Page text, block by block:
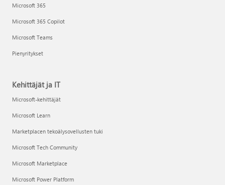
Microsoft 365
Microsoft 365 Copilot
Microsoft Teams
Pienyritykset
Kehittäjät ja IT
Microsoft-kehittäjät
Microsoft Learn
Marketplacen tekoälysovellusten tuki
Microsoft Tech Community
Microsoft Marketplace
Microsoft Power Platform